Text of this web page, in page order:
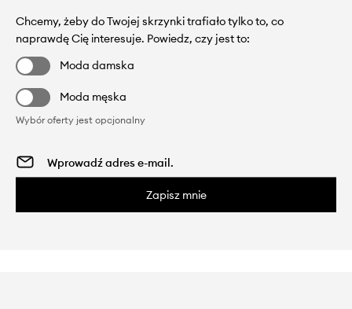
Chcemy, żeby do Twojej skrzynki trafiało tylko to, co
naprawdę Cię interesuje. Powiedz, czy jest to:
Moda damska
Moda męska
Wybór oferty jest opcjonalny
Zapisz mnie